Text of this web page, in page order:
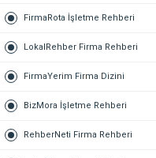
FirmaRota İşletme Rehberi
LokalRehber Firma Rehberi
FirmaYerim Firma Dizini
BizMora İşletme Rehberi
RehberNeti Firma Rehberi